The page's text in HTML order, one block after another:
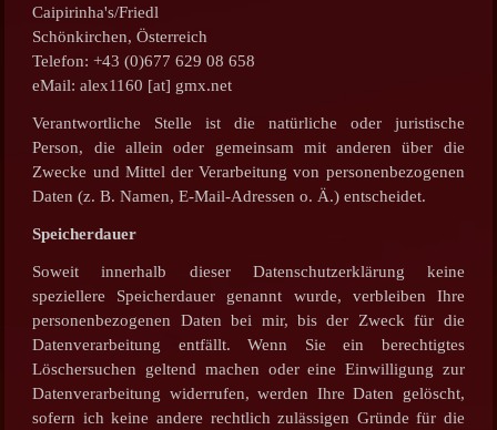
Caipirinha's/Friedl
Schönkirchen, Österreich
Telefon: +43 (0)677 629 08 658
eMail: alex1160 [at] gmx.net
Verantwortliche Stelle ist die natürliche oder juristische
Person, die allein oder gemeinsam mit anderen über die
Zwecke und Mittel der Verarbeitung von personenbezogenen
Daten (z. B. Namen, E-Mail-Adressen o. Ä.) entscheidet.
Speicherdauer
Soweit innerhalb dieser Datenschutzerklärung keine
speziellere Speicherdauer genannt wurde, verbleiben Ihre
personenbezogenen Daten bei mir, bis der Zweck für die
Datenverarbeitung entfällt. Wenn Sie ein berechtigtes
Löschersuchen geltend machen oder eine Einwilligung zur
Datenverarbeitung widerrufen, werden Ihre Daten gelöscht,
sofern ich keine andere rechtlich zulässigen Gründe für die